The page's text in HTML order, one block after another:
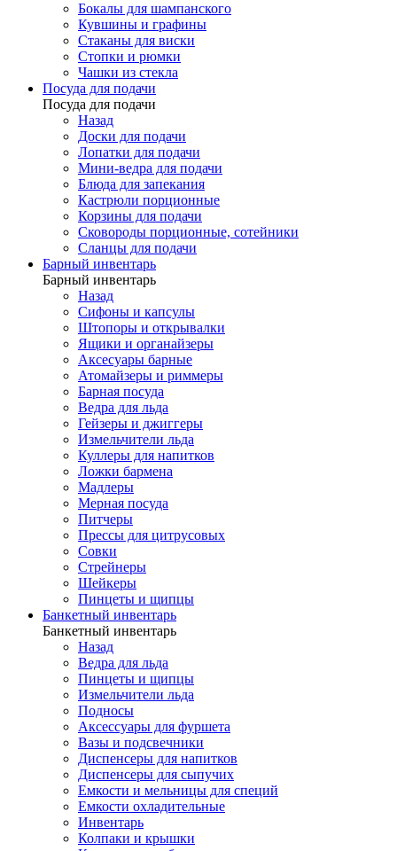
Бокалы для шампанского
Кувшины и графины
Стаканы для виски
Стопки и рюмки
Чашки из стекла
Посуда для подачи
Посуда для подачи
Назад
Доски для подачи
Лопатки для подачи
Мини-ведра для подачи
Блюда для запекания
Кастрюли порционные
Корзины для подачи
Сковороды порционные, сотейники
Сланцы для подачи
Барный инвентарь
Барный инвентарь
Назад
Сифоны и капсулы
Штопоры и открывалки
Ящики и органайзеры
Аксесуары барные
Атомайзеры и риммеры
Барная посуда
Ведра для льда
Гейзеры и джиггеры
Измельчители льда
Куллеры для напитков
Ложки бармена
Мадлеры
Мерная посуда
Питчеры
Прессы для цитрусовых
Совки
Стрейнеры
Шейкеры
Пинцеты и щипцы
Банкетный инвентарь
Банкетный инвентарь
Назад
Ведра для льда
Пинцеты и щипцы
Измельчители льда
Подносы
Аксессуары для фуршета
Вазы и подсвечники
Диспенсеры для напитков
Диспенсеры для сыпучих
Емкости и мельницы для специй
Емкости охладительные
Инвентарь
Колпаки и крышки